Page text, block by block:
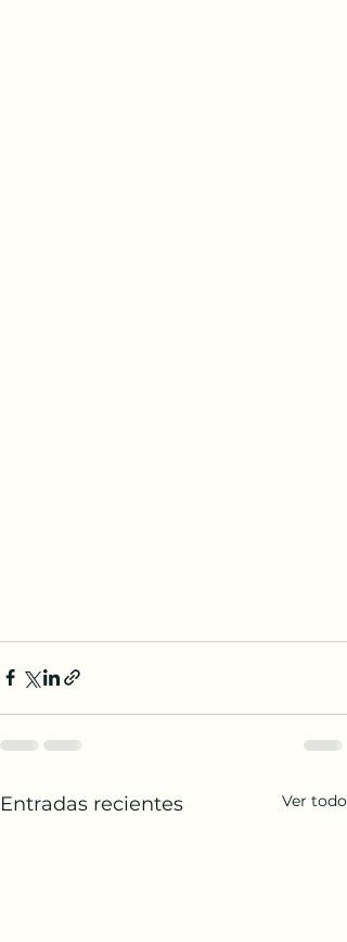
Entradas recientes Ver todo